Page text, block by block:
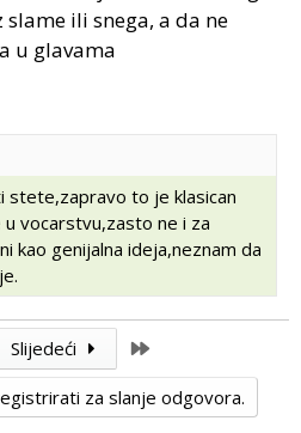
ili snega, a da ne
u glavama
stete,zapravo to je klasican
vocarstvu,zasto ne i za
kao genijalna ideja,neznam da
Slijedeći
za slanje odgovora.